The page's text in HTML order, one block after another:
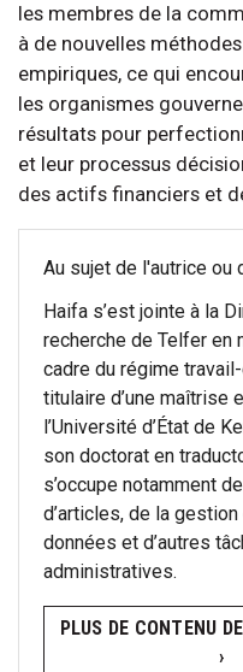
les membres de la
à de nouvelles
empiriques, ce qui
les organismes
résultats pour
et leur processus
des actifs financiers et
Au sujet de l'autrice ou
Haifa s’est jointe à la
recherche de Telfer en
cadre du régime
titulaire d’une maîtrise
l’Université d’État de
son doctorat en
s’occupe notamment
d’articles, de la
données et d’autres
administratives.
PLUS DE CONTENU
›